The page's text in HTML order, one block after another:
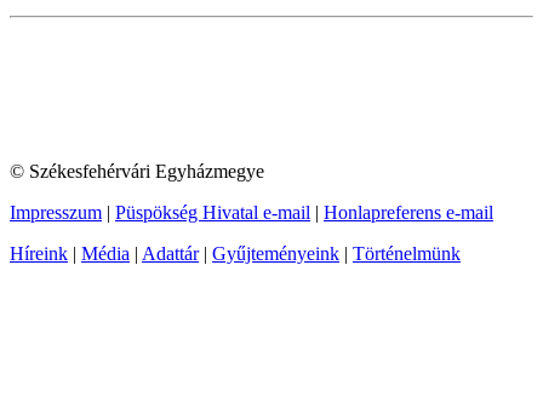
© Székesfehérvári Egyházmegye
Impresszum | Püspökség Hivatal e-mail | Honlapreferens e-mail
Híreink | Média | Adattár| Gyűjteményeink | Történelmünk